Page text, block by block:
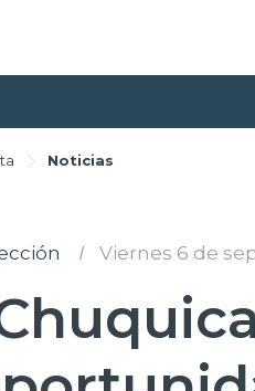
Noticias
I Viernes 6 de